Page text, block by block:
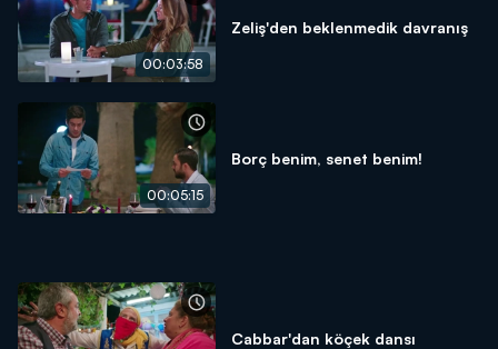
00:03:58
Zeliş'den beklenmedik davranış
00:05:15
Borç benim, senet benim!
Cabbar'dan köçek dansı